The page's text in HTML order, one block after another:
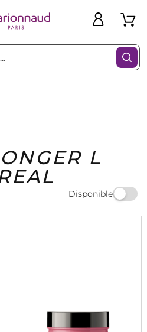
Marques Idées
Cadeaux
Bons
Plans
L
Disponible
Filtres